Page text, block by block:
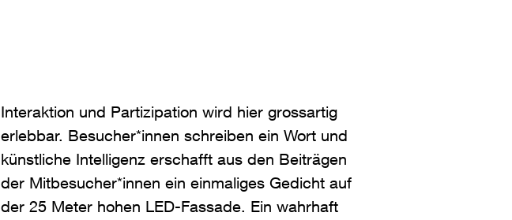
Interaktion und Partizipation wird hier grossartig
erlebbar. Besucher*innen schreiben ein Wort und
künstliche Intelligenz erschafft aus den Beiträgen
der Mitbesucher*innen ein einmaliges Gedicht auf
der 25 Meter hohen LED-Fassade. Ein wahrhaft